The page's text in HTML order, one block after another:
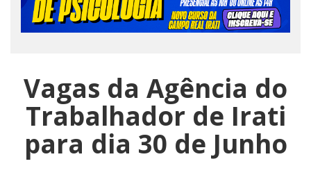
Vagas da Agência do
Trabalhador de Irati
para dia 30 de Junho